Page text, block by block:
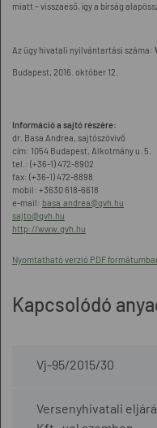
miatt – visszaeső, így a bírság
Az ügy hivatali nyilvántartási száma:
Budapest, 2016. október 12.
Információ a sajtó részére:
dr. Basa Andrea, sajtószóvivő
cím: 1054 Budapest, Alkotmány u. 5.
tel.: (+36-1) 472-8902
fax: (+36-1) 472-8898
mobil: +3630 618-6618
e-mail: basa.andrea@gvh.hu
sajto@gvh.hu
http://www.gvh.hu
Nyomtatható verzió PDF
Kapcsolódó
Vj-95/2015/30
Versenyhivatali